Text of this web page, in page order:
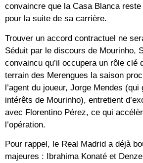
convaincre que la Casa Blanca
pour la suite de sa carrière.
Trouver un accord contractuel ne
Séduit par le discours de Mourinho,
convaincu qu’il occupera un rôle clé
terrain des Merengues la saison
l’agent du joueur, Jorge Mendes (qui
intérêts de Mourinho), entretient
avec Florentino Pérez, ce qui
l’opération.
Pour rappel, le Real Madrid a déjà
majeures :
Ibrahima Konaté et